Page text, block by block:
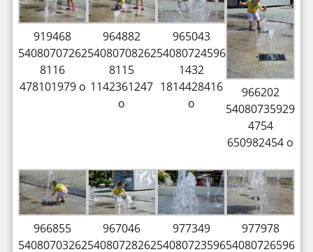
919468
54080707262
8116
478101979 o
964882
54080708262
8115
1142361247
o
965043
54080724596
1432
1814428416
o
966202
54080735929
4754
650982454 o
966855
54080703262
967046
54080728262
977349
54080723596
977978
54080726596